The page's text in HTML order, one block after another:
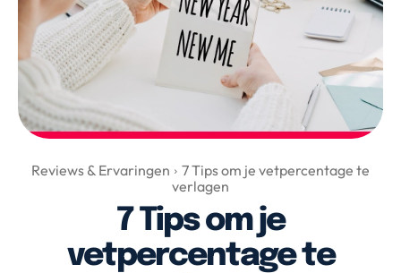
Top 5 van Valerie
Health & Beauty
Huis & Tuin
Nieuws & Media
Over Valerie
Over Valerie
De Top 5
Contact
Reviews & Ervaringen
7 Tips om je vetpercentage te
verlagen
7 Tips om je
vetpercentage te